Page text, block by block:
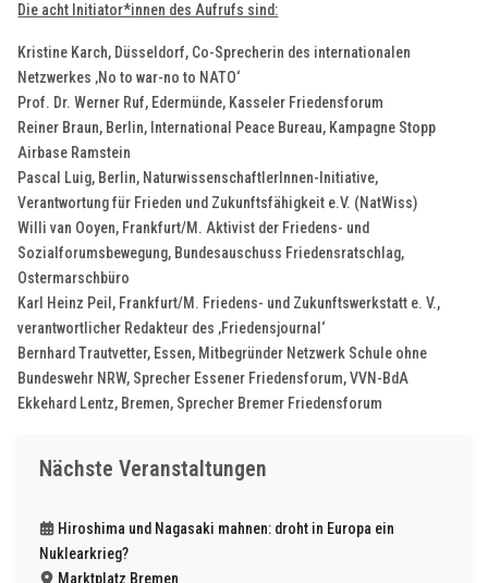
Die acht Initiator*innen des Aufrufs sind:
Kristine Karch, Düsseldorf, Co-Sprecherin des internationalen
Netzwerkes ‚No to war-no to NATO‘
Prof. Dr. Werner Ruf, Edermünde, Kasseler Friedensforum
Reiner Braun, Berlin, International Peace Bureau, Kampagne Stopp
Airbase Ramstein
Pascal Luig, Berlin, NaturwissenschaftlerInnen-Initiative,
Verantwortung für Frieden und Zukunftsfähigkeit e.V. (NatWiss)
Willi van Ooyen, Frankfurt/M. Aktivist der Friedens- und
Sozialforumsbewegung, Bundesauschuss Friedensratschlag,
Ostermarschbüro
Karl Heinz Peil, Frankfurt/M. Friedens- und Zukunftswerkstatt e. V.,
verantwortlicher Redakteur des ‚Friedensjournal‘
Bernhard Trautvetter, Essen, Mitbegründer Netzwerk Schule ohne
Bundeswehr NRW, Sprecher Essener Friedensforum, VVN-BdA
Ekkehard Lentz, Bremen, Sprecher Bremer Friedensforum
Nächste Veranstaltungen
Hiroshima und Nagasaki mahnen: droht in Europa ein
Nuklearkrieg?
Marktplatz Bremen